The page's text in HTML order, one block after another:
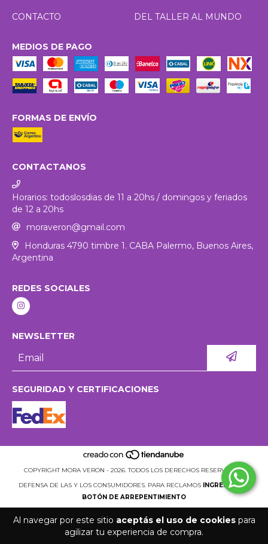
Al navegar por este sitio aceptás el uso de cookiespara
agilizar tu experiencia de compra.
CONTACTO DEL TALLER AL MUNDO
MEDIOS DE PAGO
FORMAS DE ENVÍO
CONTACTANOS
Horarios: todoslosdias de 11 a 20hs / domingos y feriados
de 12 a 20hs
moraveron@gmail.com
Honduras 4790 timbre 1. CABA Palermo, Buenos Aires,
Argentina
REDES SOCIALES
NEWSLETTER
SEGURIDAD Y CERTIFICACIONES
COPYRIGHT MORA VERON - 2026. TODOS LOS DERECHOS RESERVADOS.
DEFENSA DE LAS Y LOS CONSUMIDORES. PARA RECLAMOS INGRESÁ ACÁ.
BOTÓN DE ARREPENTIMIENTO